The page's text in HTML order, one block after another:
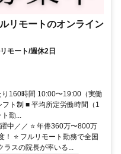
リモートのオンライン
モート/週休2日
160時間 10:00〜19:00（実働
ト制 ■ 平均所定労働時間（1
勤...
中／／ ⭐ 年俸360万〜800万
⭐ フルリモート勤務で全国
ラスの院長が率いる...